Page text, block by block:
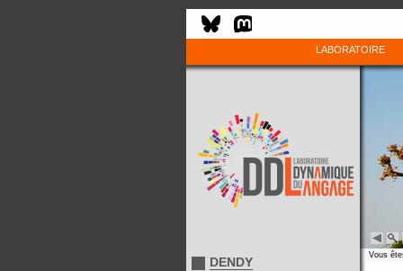
LABORATOIRE
DENDY Vous